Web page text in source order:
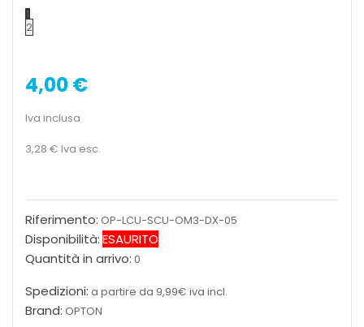
1
2
4,00 €
Iva inclusa
3,28 € Iva esc.
Riferimento: OP-LCU-SCU-OM3-DX-05
Disponibilità:ESAURITO
Quantità in arrivo: 0
Spedizioni: a partire da 9,99€ iva incl.
Brand: OPTON